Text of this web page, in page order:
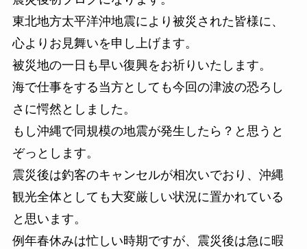
東北地方太平洋沖地震により被災された皆様に、
心よりお見舞いを申し上げます。
被災地の一日も早い復興をお祈りいたします。
海で仕事をする当方としても今回の津波の恐ろし
さに愕然としました。
もし沖縄で同規模の地震が発生したら？と思うと
ぞっとします。
震災後は釣客のキャンセルが相次いでおり、沖縄
観光全体としても大変厳しい状況に置かれている
と思います。
例年春休みは忙しい時期ですが、震災後は急に暇